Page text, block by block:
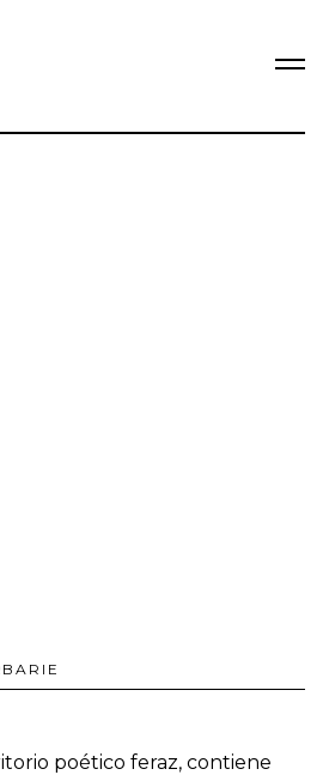
poético feraz, contiene